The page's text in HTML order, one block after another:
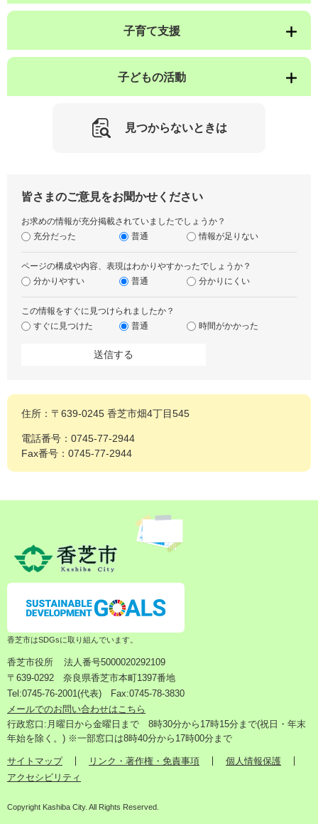
子育て支援
子どもの活動
見つからないときは
皆さまのご意見をお聞かせください
お求めの情報が充分掲載されていましたでしょうか？
充分だった
普通 情報が足りない
ページの構成や内容、表現はわかりやすかったでしょうか？
分かりやすい
普通 分かりにくい
この情報をすぐに見つけられましたか？
すぐに見つけた
普通 時間がかかった
住所：〒639-0245 香芝市畑4丁目545
電話番号：0745-77-2944
Fax番号：0745-77-2944
香芝市はSDGsに取り組んでいます。
香芝市役所
法人番号5000020292109
〒639-0292 奈良県香芝市本町1397番地
Tel:0745-76-2001(代表) Fax:0745-78-3830
メールでのお問い合わせはこちら
行政窓口:月曜日から金曜日まで 8時30分から17時15分まで(祝日・年末
年始を除く。) ※一部窓口は8時40分から17時00分まで
サイトマップ リンク・著作権・免責事項
個人情報保護
アクセシビリティ
Copyright Kashiba City. All Rights Reserved.